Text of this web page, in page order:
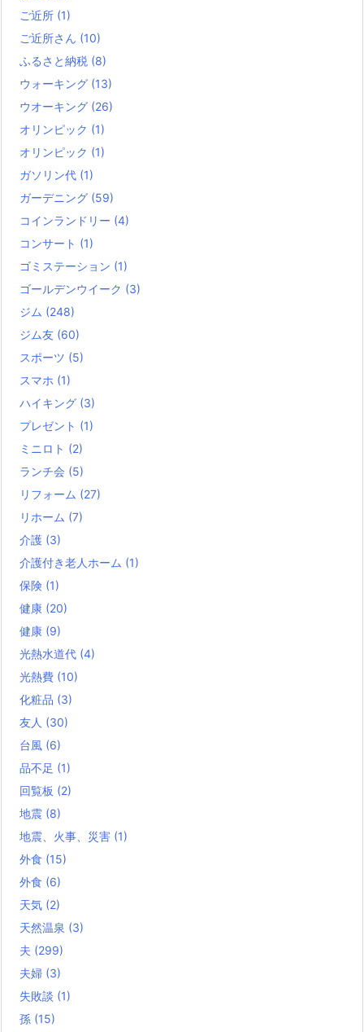
ご近所 (1)
ご近所さん (10)
ふるさと納税 (8)
ウォーキング (13)
ウオーキング (26)
オリンピック (1)
オリンピック (1)
ガソリン代 (1)
ガーデニング (59)
コインランドリー (4)
コンサート (1)
ゴミステーション (1)
ゴールデンウイーク (3)
ジム (248)
ジム友 (60)
スポーツ (5)
スマホ (1)
ハイキング (3)
プレゼント (1)
ミニロト (2)
ランチ会 (5)
リフォーム (27)
リホーム (7)
介護 (3)
介護付き老人ホーム (1)
保険 (1)
健康 (20)
健康 (9)
光熱水道代 (4)
光熱費 (10)
化粧品 (3)
友人 (30)
台風 (6)
品不足 (1)
回覧板 (2)
地震 (8)
地震、火事、災害 (1)
外食 (15)
外食 (6)
天気 (2)
天然温泉 (3)
夫 (299)
夫婦 (3)
失敗談 (1)
孫 (15)